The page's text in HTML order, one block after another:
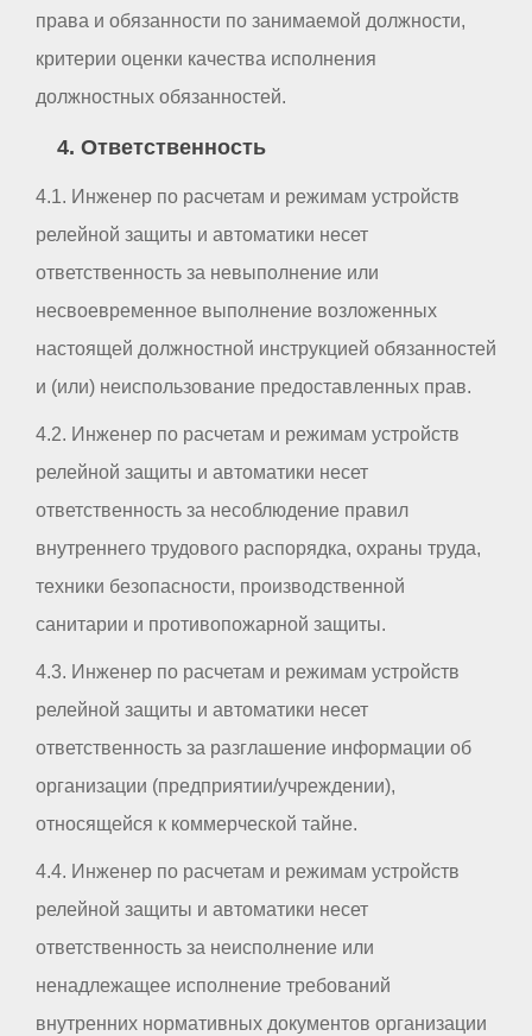
права и обязанности по занимаемой должности,
критерии оценки качества исполнения
должностных обязанностей.
4. Ответственность
4.1. Инженер по расчетам и режимам устройств
релейной защиты и автоматики несет
ответственность за невыполнение или
несвоевременное выполнение возложенных
настоящей должностной инструкцией обязанностей
и (или) неиспользование предоставленных прав.
4.2. Инженер по расчетам и режимам устройств
релейной защиты и автоматики несет
ответственность за несоблюдение правил
внутреннего трудового распорядка, охраны труда,
техники безопасности, производственной
санитарии и противопожарной защиты.
4.3. Инженер по расчетам и режимам устройств
релейной защиты и автоматики несет
ответственность за разглашение информации об
организации (предприятии/учреждении),
относящейся к коммерческой тайне.
4.4. Инженер по расчетам и режимам устройств
релейной защиты и автоматики несет
ответственность за неисполнение или
ненадлежащее исполнение требований
внутренних нормативных документов организации